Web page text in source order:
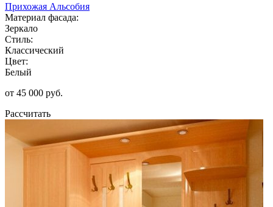
Прихожая Альсобия
Материал фасада:
Зеркало
Стиль:
Классический
Цвет:
Белый
от 45 000 руб.
Рассчитать